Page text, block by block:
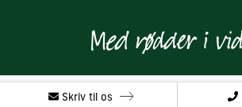
Skriv til os